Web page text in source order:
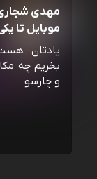
مهدی شجاری
موبایل تا
یادتان
بخریم چه
و چارسو